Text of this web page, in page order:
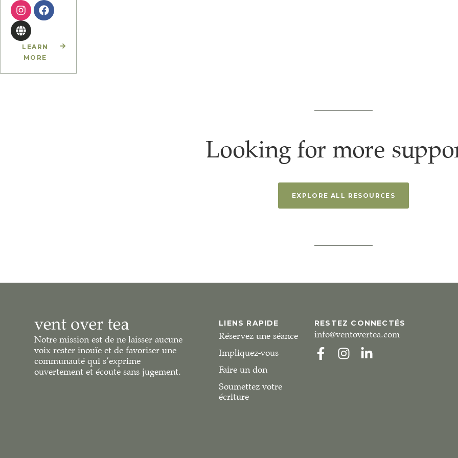
LEARN
MORE
Looking for more
EXPLORE ALL RESOURCES
Notre mission est de ne laisser aucune
voix rester inouïe et de favoriser une
communauté qui s’exprime
ouvertement et écoute sans jugement.
LIENS RAPIDE
Réservez une séance
Impliquez-vous
Faire un don
Soumettez votre
écriture
RESTEZ CONNECTÉS
info@ventovertea.com